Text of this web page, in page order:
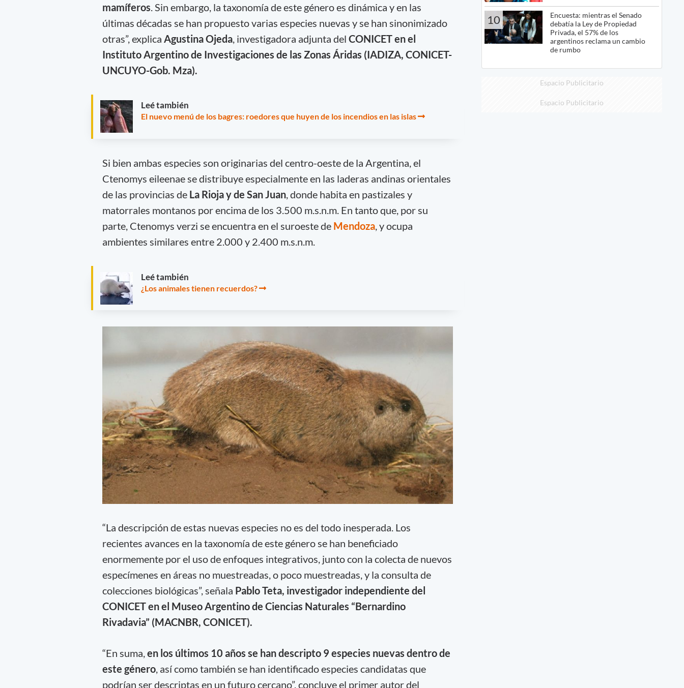
mamíferos. Sin embargo, la taxonomía de este género es dinámica y en las
últimas décadas se han propuesto varias especies nuevas y se han sinonimizado
otras”, explica Agustina Ojeda, investigadora adjunta del CONICET en el
Instituto Argentino de Investigaciones de las Zonas Áridas (IADIZA, CONICET-
UNCUYO-Gob. Mza).
Leé también
El nuevo menú de los bagres: roedores que huyen de los incendios en las islas
Si bien ambas especies son originarias del centro-oeste de la Argentina, el
Ctenomys eileenae se distribuye especialmente en las laderas andinas orientales
de las provincias de La Rioja y de San Juan, donde habita en pastizales y
matorrales montanos por encima de los 3.500 m.s.n.m. En tanto que, por su
parte, Ctenomys verzi se encuentra en el suroeste de Mendoza, y ocupa
ambientes similares entre 2.000 y 2.400 m.s.n.m.
Leé también
¿Los animales tienen recuerdos?
“La descripción de estas nuevas especies no es del todo inesperada. Los
recientes avances en la taxonomía de este género se han beneficiado
enormemente por el uso de enfoques integrativos, junto con la colecta de nuevos
especímenes en áreas no muestreadas, o poco muestreadas, y la consulta de
colecciones biológicas”, señala Pablo Teta, investigador independiente del
CONICET en el Museo Argentino de Ciencias Naturales “Bernardino
Rivadavia” (MACNBR, CONICET).
“En suma,en los últimos 10 años se han descripto 9 especies nuevas dentro de
este género, así como también se han identificado especies candidatas que
podrían ser descriptas en un futuro cercano”, concluye el primer autor del
10
Encuesta: mientras el Senado
debatía la Ley de Propiedad
Privada, el 57% de los
argentinos reclama un cambio
de rumbo
Espacio Publicitario
Espacio Publicitario